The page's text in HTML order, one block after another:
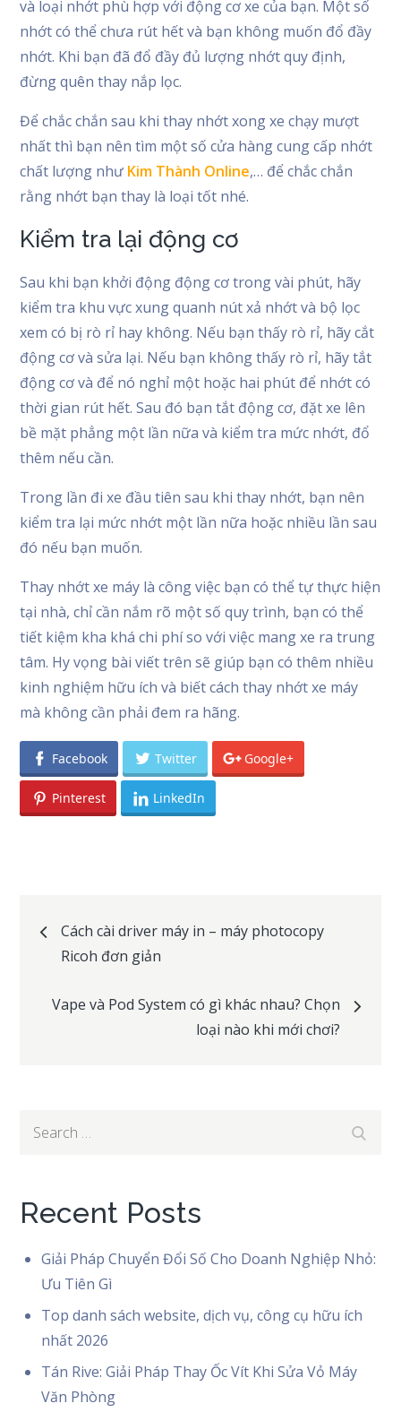
và loại nhớt phù hợp với động cơ xe của bạn. Một số
nhớt có thể chưa rút hết và bạn không muốn đổ đầy
nhớt. Khi bạn đã đổ đầy đủ lượng nhớt quy định,
đừng quên thay nắp lọc.
Để chắc chắn sau khi thay nhớt xong xe chạy mượt
nhất thì bạn nên tìm một số cửa hàng cung cấp nhớt
chất lượng như Kim Thành Online,… để chắc chắn
rằng nhớt bạn thay là loại tốt nhé.
Kiểm tra lại động cơ
Sau khi bạn khởi động động cơ trong vài phút, hãy
kiểm tra khu vực xung quanh nút xả nhớt và bộ lọc
xem có bị rò rỉ hay không. Nếu bạn thấy rò rỉ, hãy cắt
động cơ và sửa lại. Nếu bạn không thấy rò rỉ, hãy tắt
động cơ và để nó nghỉ một hoặc hai phút để nhớt có
thời gian rút hết. Sau đó bạn tắt động cơ, đặt xe lên
bề mặt phẳng một lần nữa và kiểm tra mức nhớt, đổ
thêm nếu cần.
Trong lần đi xe đầu tiên sau khi thay nhớt, bạn nên
kiểm tra lại mức nhớt một lần nữa hoặc nhiều lần sau
đó nếu bạn muốn.
Thay nhớt xe máy là công việc bạn có thể tự thực hiện
tại nhà, chỉ cần nắm rõ một số quy trình, bạn có thể
tiết kiệm kha khá chi phí so với việc mang xe ra trung
tâm. Hy vọng bài viết trên sẽ giúp bạn có thêm nhiều
kinh nghiệm hữu ích và biết cách thay nhớt xe máy
mà không cần phải đem ra hãng.
Facebook Twitter Google+
Pinterest LinkedIn
Post
navigation
Cách cài driver máy in – máy photocopy
Ricoh đơn giản
Vape và Pod System có gì khác nhau? Chọn
loại nào khi mới chơi?
Search
Recent Posts
Giải Pháp Chuyển Đổi Số Cho Doanh Nghiệp Nhỏ:
Ưu Tiên Gì
Top danh sách website, dịch vụ, công cụ hữu ích
nhất 2026
Tán Rive: Giải Pháp Thay Ốc Vít Khi Sửa Vỏ Máy
Văn Phòng